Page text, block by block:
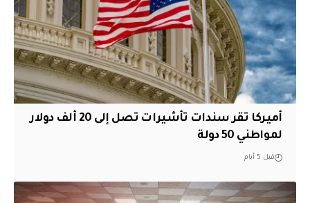
أميركا تقر سندات تأشيرات تصل إلى 20 ألف دولار
لمواطني 50 دولة
قبل 5 أيام